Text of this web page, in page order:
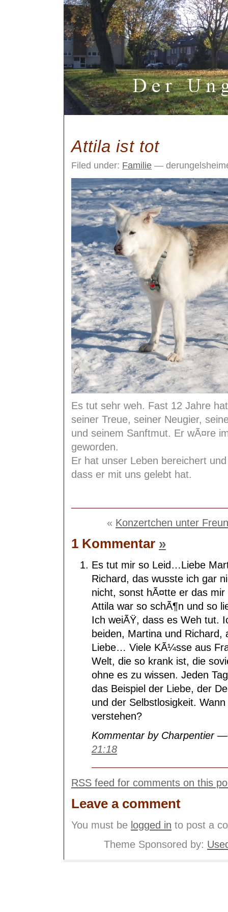
Attila ist tot
Filed under: Familie —
Es tut sehr weh. Fast 12 Jahre
seiner Treue, seiner Neugier,
und seinem Sanftmut. Er wÃ¤re
geworden.
Er hat unser Leben bereichert
dass er mit uns gelebt hat.
« Konzertchen unter
1 Kommentar »
Es tut mir so Leid…Liebe
Richard, das wusste ich gar
nicht, sonst hÃ¤tte er das
Attila war so schÃ¶n und so
Ich weiÃŸ, dass es Weh tut.
beiden, Martina und Richard,
Liebe… Viele KÃ¼sse aus
Welt, die so krank ist, die
ohne es zu wissen. Jeden
das Beispiel der Liebe, der
und der Selbstlosigkeit.
verstehen?
Kommentar by Charpentier
21:18
RSS feed for comments on this
Leave a comment
You must be logged in to post a
Theme Sponsored by: